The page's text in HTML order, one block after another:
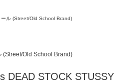
ール (Street/Old School Brand)
(Street/Old School Brand)
DEAD STOCK STUSSY